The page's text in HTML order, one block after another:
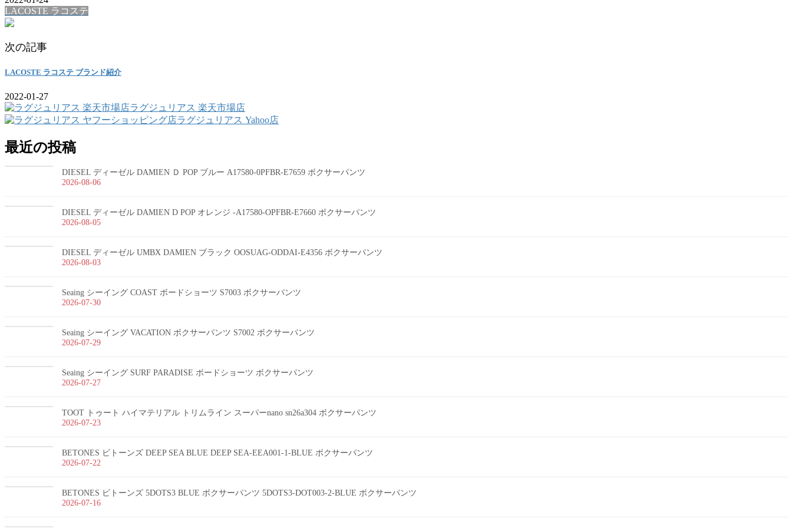
LACOSTE ラコステ
次の記事
LACOSTE ラコステ ブランド紹介
2022-01-27
ラグジュリアス 楽天市場店
ラグジュリアス Yahoo店
最近の投稿
DIESEL ディーゼル DAMIEN Ｄ POP ブルー A17580-0PFBR-E7659 ボクサーパンツ
2026-08-06
DIESEL ディーゼル DAMIEN D POP オレンジ -A17580-OPFBR-E7660 ボクサーパンツ
2026-08-05
DIESEL ディーゼル UMBX DAMIEN ブラック OOSUAG-ODDAI-E4356 ボクサーパンツ
2026-08-03
Seaing シーイング COAST ボードショーツ S7003 ボクサーパンツ
2026-07-30
Seaing シーイング VACATION ボクサーパンツ S7002 ボクサーパンツ
2026-07-29
Seaing シーイング SURF PARADISE ボードショーツ ボクサーパンツ
2026-07-27
TOOT トゥート ハイマテリアル トリムライン スーパーnano sn26a304 ボクサーパンツ
2026-07-23
BETONES ビトーンズ DEEP SEA BLUE DEEP SEA-EEA001-1-BLUE ボクサーパンツ
2026-07-22
BETONES ビトーンズ 5DOTS3 BLUE ボクサーパンツ 5DOTS3-DOT003-2-BLUE ボクサーパンツ
2026-07-16